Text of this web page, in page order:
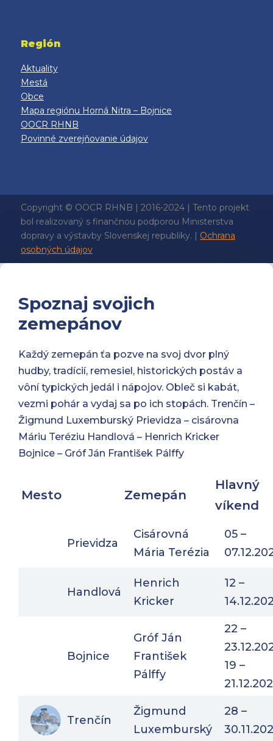
Región
Aktuality
Mestá
Obce
Mapa regiónu Horná Nitra – Bojnice
OOCR RHNB
Povinné zverejňovanie údajov
Copyright © OOCR RHNB | 2016-2024 | Tento projekt
bol realizovaný s finančnou podporou Ministerstva
dopravy a výstavby Slovenskej republiky. | Ochrana
osobných údajov
Spoznaj svojich
zemepánov
Každý zemepán ťa pozve na svoj dvor plný
hudby, tradícií, remesiel, historických postáv a
vôní typických jedál i nápojov. Obleč si kabát,
vezmi pohár a vydaj sa po ich stopách. Trenčín –
Žigmund Luxemburský Prievidza – cisárovna
Máriu Teréziu Handlová – Henrich Kricker
Bojnice – Gróf Ján František Pálffy
Mesto Zemepán
Hlavný
víkend
Prievidza
Cisárovná
Mária Terézia
05 –
Handlová
Henrich
Kricker
12 –
Bojnice
Gróf Ján
František
Pálffy
22 –
19 –
Trenčín
Žigmund
Luxemburský
28 –